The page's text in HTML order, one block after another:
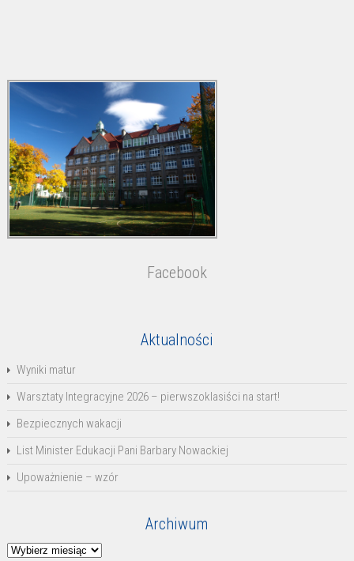
Facebook
Aktualności
Wyniki matur
Warsztaty Integracyjne 2026 – pierwszoklasiści na start!
Bezpiecznych wakacji
List Minister Edukacji Pani Barbary Nowackiej
Upoważnienie – wzór
Archiwum
Archiwum